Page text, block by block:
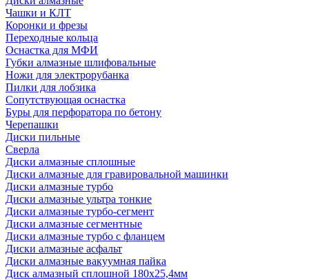
Чашки и КЛТ
Коронки и фрезы
Переходные кольца
Оснастка для МФИ
Губки алмазные шлифовальные
Ножи для электрорубанка
Пилки для лобзика
Сопутствующая оснастка
Буры для перфоратора по бетону
Черепашки
Диски пильные
Сверла
Диски алмазные сплошные
Диски алмазные для гравировальной машинки
Диски алмазные турбо
Диски алмазные ультра тонкие
Диски алмазные турбо-сегмент
Диски алмазные сегментные
Диски алмазные турбо с фланцем
Диски алмазные асфальт
Диски алмазные вакуумная пайка
Диск алмазный сплошной 180x25,4мм